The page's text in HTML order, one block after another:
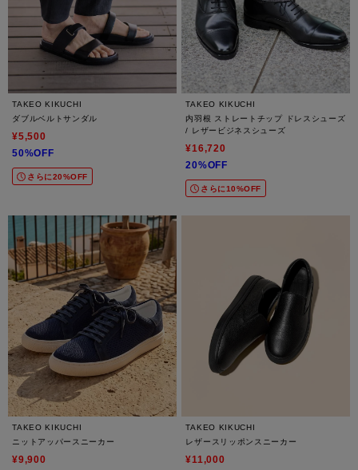
TAKEO KIKUCHI
ダブルベルトサンダル
¥5,500
50%OFF
さらに20%OFF
TAKEO KIKUCHI
内羽根 ストレートチップ ドレスシューズ
/ レザービジネスシューズ
¥16,720
20%OFF
さらに10%OFF
TAKEO KIKUCHI
ニットアッパースニーカー
¥9,900
TAKEO KIKUCHI
レザースリッポンスニーカー
¥11,000